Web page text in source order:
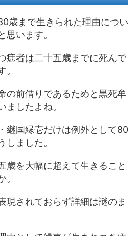
歳まで生きられた理由につい
思います。
痣者は二十五歳までに死んで
。
の前借りであるためと黒死牟
ましたよね。
継国縁壱だけは例外として80
しました。
歳を大幅に超えて生きること
現されておらず詳細は謎のま